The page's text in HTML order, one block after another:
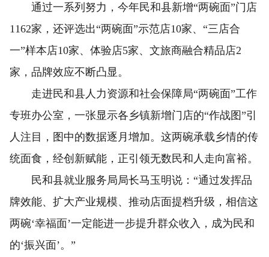
通过一系列努力，今年民和县新增“两碗面”门店
1162家，还评选出“两碗面”示范店10家、“三店合
一”样本店10家、体验店5家、文旅商融合精品店2
家，品牌效应不断凸显。
走进民和县人力资源和社会保障局“两碗面”工作
专班办公室，一张显示各乡镇新增门店的“作战图”引
人注目，图中的数据逐月增加。这两碗承载乡情的传
统面食，经创新赋能，正引领无数民和人走向富裕。
民和县就业服务局局长马玉明说：“通过发挥品
牌效能、扩大产业规模、推动店面提档升级，相信这
两碗‘幸福面’一定能进一步提升群众收入，成为民和
的‘振兴面’。”